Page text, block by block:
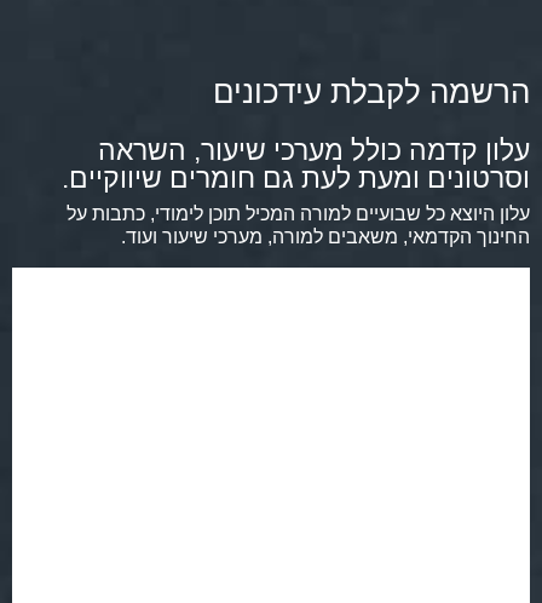
הרשמה לקבלת עידכונים
עלון קדמה כולל מערכי שיעור, השראה
וסרטונים ומעת לעת גם חומרים שיווקיים.
עלון היוצא כל שבועיים למורה המכיל תוכן לימודי, כתבות על
החינוך הקדמאי, משאבים למורה, מערכי שיעור ועוד.